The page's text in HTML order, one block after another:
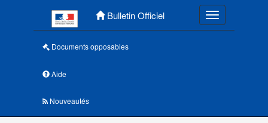
Bulletin Officiel Toggle
Documents opposables
Aide
Nouveautés